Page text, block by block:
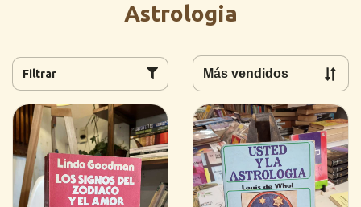
Astrologia
Filtrar